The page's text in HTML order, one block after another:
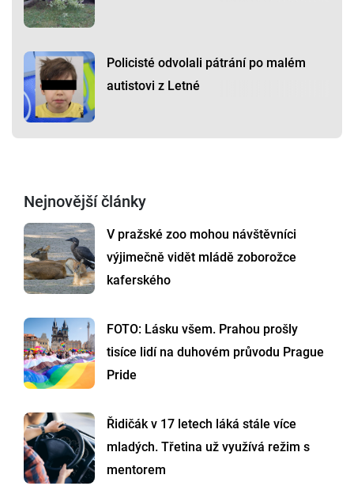
Policisté odvolali pátrání po malém
autistovi z Letné
Nejnovější články
V pražské zoo mohou návštěvníci
výjimečně vidět mládě zoborožce
kaferského
FOTO: Lásku všem. Prahou prošly
tisíce lidí na duhovém průvodu Prague
Pride
Řidičák v 17 letech láká stále více
mladých. Třetina už využívá režim s
mentorem